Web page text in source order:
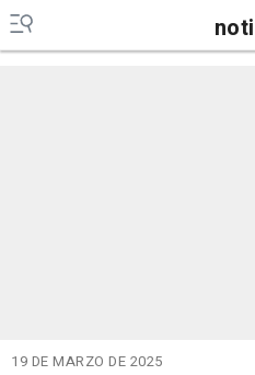
noti
19 DE MARZO DE 2025